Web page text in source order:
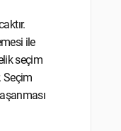
ile
seçim
Seçim